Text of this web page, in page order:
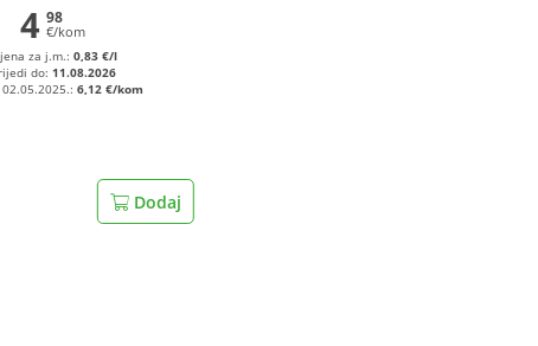
4 98
€/kom
za j.m.: 0,83 €/l
do: 11.08.2026
6,12 €/kom
Dodaj